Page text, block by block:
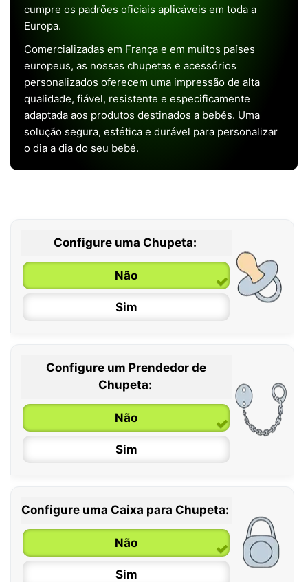
cumpre os padrões oficiais aplicáveis em toda a
Europa.
Comercializadas em França e em muitos países
europeus, as nossas chupetas e acessórios
personalizados oferecem uma impressão de alta
qualidade, fiável, resistente e especificamente
adaptada aos produtos destinados a bebés. Uma
solução segura, estética e durável para personalizar
o dia a dia do seu bebé.
Configure uma Chupeta:
Não
Sim
0 / 6 meses
6 / 36 meses
Configure um Prendedor de
Chupeta:
Não
Sim
Configure uma Caixa para Chupeta:
Não
Sim